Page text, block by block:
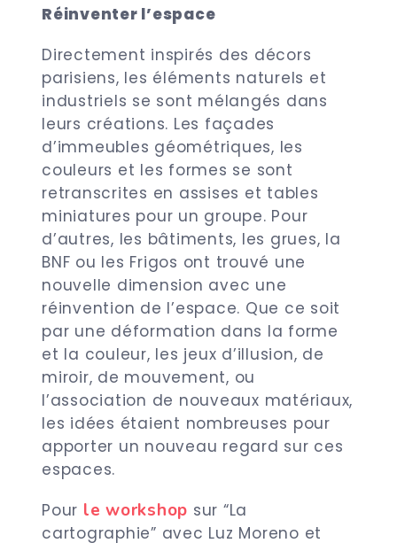
Réinventer l’espace
Directement inspirés des décors
parisiens, les éléments naturels et
industriels se sont mélangés dans
leurs créations. Les façades
d’immeubles géométriques, les
couleurs et les formes se sont
retranscrites en assises et tables
miniatures pour un groupe. Pour
d’autres, les bâtiments, les grues, la
BNF ou les Frigos ont trouvé une
nouvelle dimension avec une
réinvention de l’espace. Que ce soit
par une déformation dans la forme
et la couleur, les jeux d’illusion, de
miroir, de mouvement, ou
l’association de nouveaux matériaux,
les idées étaient nombreuses pour
apporter un nouveau regard sur ces
espaces.
Pour le workshop sur “La
cartographie” avec Luz Moreno et